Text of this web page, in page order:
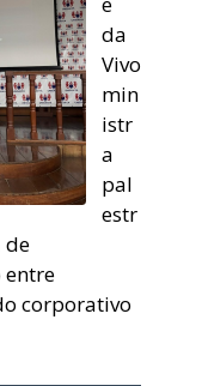
da
Vivo
min
istr
a
pal
estr
de
entre
corporativo